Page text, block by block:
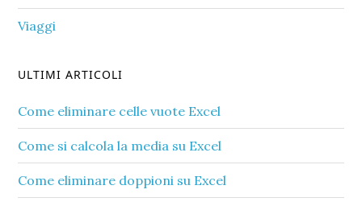
Viaggi
ULTIMI ARTICOLI
Come eliminare celle vuote Excel​
Come si calcola la media su Excel​
Come eliminare doppioni su Excel​